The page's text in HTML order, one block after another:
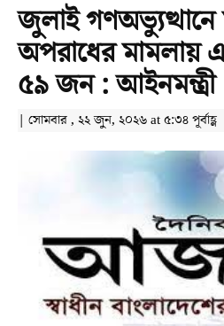
জুলাই গণঅভ্যুত্থানে
অপরাধের মামলায় এ
৫৯ জন : আইনমন্ত্রী
| সোমবার , ২২ জুন, ২০২৬ at ৫:৩৪ পূর্বাহ্ণ